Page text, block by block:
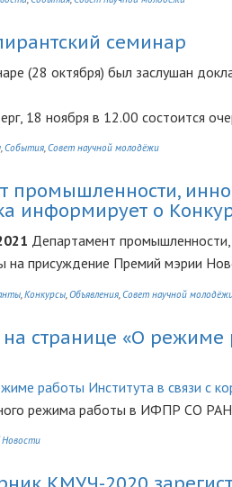
семинар
(28 октября) был заслушан
18 ноября в 12.00 состоится
События Совет научной молодёжи
промышленности,
информирует о
Департамент промышленности,
на присуждение Премий мэрии
Конкурсы Объявления Совет научной
странице «О режиме
работы Института в связи с
режима работы в ИФПР СО
Новости